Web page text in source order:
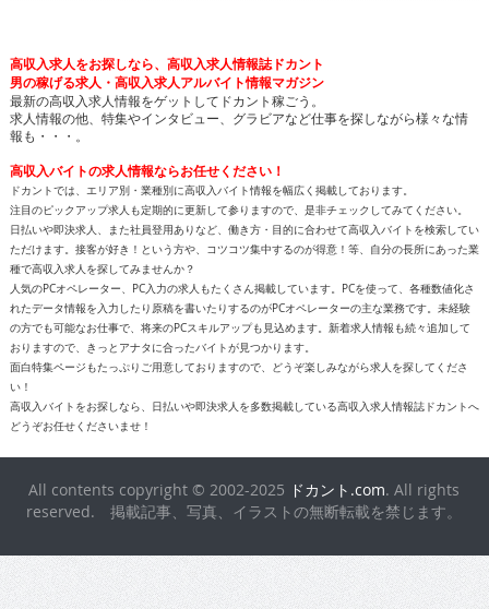
高収入求人をお探しなら、高収入求人情報誌ドカント
男の稼げる求人・高収入求人アルバイト情報マガジン
最新の高収入求人情報をゲットしてドカント稼ごう。
求人情報の他、特集やインタビュー、グラビアなど仕事を探しながら様々な情
報も・・・。
高収入バイトの求人情報ならお任せください！
ドカントでは、エリア別・業種別に高収入バイト情報を幅広く掲載しております。
注目のピックアップ求人も定期的に更新して参りますので、是非チェックしてみてください。
日払いや即決求人、また社員登用ありなど、働き方・目的に合わせて高収入バイトを検索してい
ただけます。接客が好き！という方や、コツコツ集中するのが得意！等、自分の長所にあった業
種で高収入求人を探してみませんか？
人気のPCオペレーター、PC入力の求人もたくさん掲載しています。PCを使って、各種数値化さ
れたデータ情報を入力したり原稿を書いたりするのがPCオペレーターの主な業務です。未経験
の方でも可能なお仕事で、将来のPCスキルアップも見込めます。新着求人情報も続々追加して
おりますので、きっとアナタに合ったバイトが見つかります。
面白特集ページもたっぷりご用意しておりますので、どうぞ楽しみながら求人を探してくださ
い！
高収入バイトをお探しなら、日払いや即決求人を多数掲載している高収入求人情報誌ドカントへ
どうぞお任せくださいませ！
All contents copyright © 2002-2025 ドカント.com. All rights
reserved. 掲載記事、写真、イラストの無断転載を禁じます。